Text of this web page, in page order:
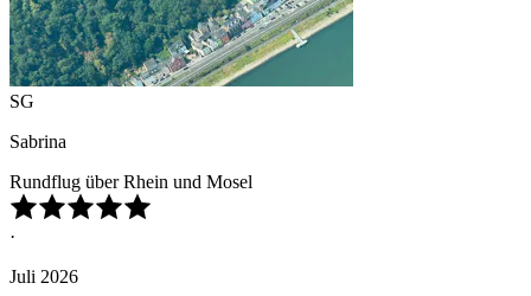
SG
Sabrina
Rundflug über Rhein und Mosel
·
Juli 2026